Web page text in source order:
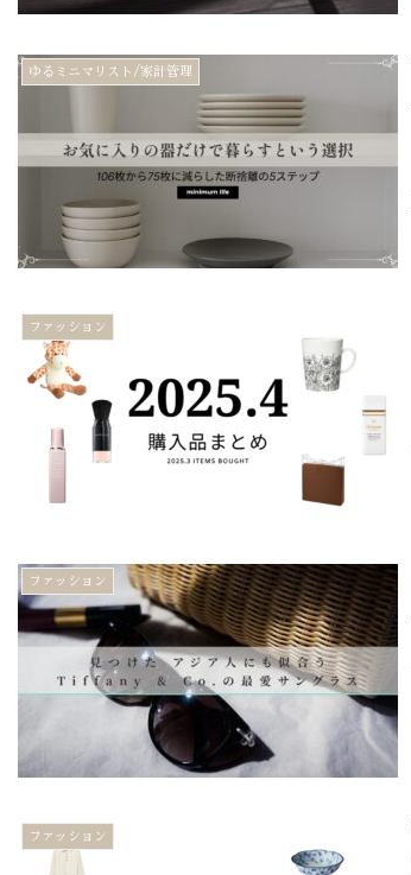
ゆるミニマリスト/家計管理
ファッション
ファッション
ファッション